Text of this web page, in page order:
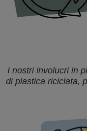
I nostri involucri in
di plastica riciclata,